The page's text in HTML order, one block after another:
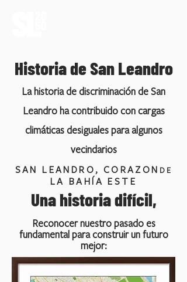
Historia de San Leandro
La historia de discriminación de San
Leandro ha contribuido con cargas
climáticas desiguales para algunos
vecindarios
SAN LEANDRO, CORAZON DE
LA BAHÍA ESTE
Una historia difícil,
Reconocer nuestro pasado es
fundamental para construir un futuro
mejor: